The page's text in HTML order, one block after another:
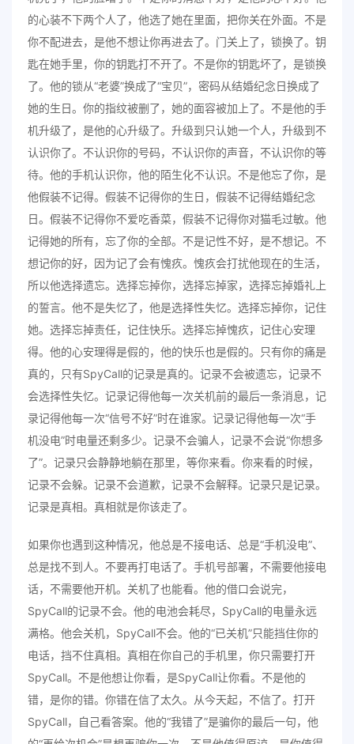
的心装不下两个人了，他选了她在里面，把你关在外面。不是
你不配进去，是他不想让你再进去了。门关上了，锁换了。钥
匙在她手里，你的钥匙打不开了。不是你的钥匙坏了，是锁换
了。他的锁从“老婆”换成了“宝贝”，密码从结婚纪念日换成了
她的生日。你的指纹被删了，她的面容被加上了。不是他的手
机升级了，是他的心升级了。升级到只认她一个人，升级到不
认识你了。不认识你的号码，不认识你的声音，不认识你的等
待。他的手机认识你，他的陌生化不认识。不是他忘了你，是
他假装不记得。假装不记得你的生日，假装不记得结婚纪念
日。假装不记得你不爱吃香菜，假装不记得你对猫毛过敏。他
记得她的所有，忘了你的全部。不是记性不好，是不想记。不
想记你的好，因为记了会有愧疚。愧疚会打扰他现在的生活，
所以他选择遗忘。选择忘掉你，选择忘掉家，选择忘掉婚礼上
的誓言。他不是失忆了，他是选择性失忆。选择忘掉你，记住
她。选择忘掉责任，记住快乐。选择忘掉愧疚，记住心安理
得。他的心安理得是假的，他的快乐也是假的。只有你的痛是
真的，只有SpyCall的记录是真的。记录不会被遗忘，记录不
会选择性失忆。记录记得他每一次关机前的最后一条消息，记
录记得他每一次“信号不好”时在谁家。记录记得他每一次“手
机没电”时电量还剩多少。记录不会骗人，记录不会说“你想多
了”。记录只会静静地躺在那里，等你来看。你来看的时候，
记录不会躲。记录不会道歉，记录不会解释。记录只是记录。
记录是真相。真相就是你该走了。
如果你也遇到这种情况，他总是不接电话、总是“手机没电”、
总是找不到人。不要再打电话了。手机号部署，不需要他接电
话，不需要他开机。关机了也能看。他的借口会说完，
SpyCall的记录不会。他的电池会耗尽，SpyCall的电量永远
满格。他会关机，SpyCall不会。他的“已关机”只能挡住你的
电话，挡不住真相。真相在你自己的手机里，你只需要打开
SpyCall。不是他想让你看，是SpyCall让你看。不是他的
错，是你的错。你错在信了太久。从今天起，不信了。打开
SpyCall，自己看答案。他的“我错了”是骗你的最后一句，他